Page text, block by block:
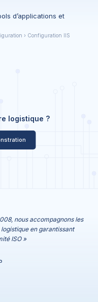
d’applications et
› Configuration IIS
logistique ?
nous accompagnons les
en garantissant
ISO »